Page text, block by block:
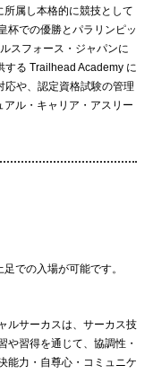
属し本格的に競技として
杯での優勝とパラリンピッ
スフォース・ジャパンに
する Trailhead Academy に
や、認定資格試験の管理
ル・キャリア・アスリー
での入場が可能です。
ルサーカスは、サーカス技
や習得を通じて、協調性・
能力・自尊心・コミュニケ